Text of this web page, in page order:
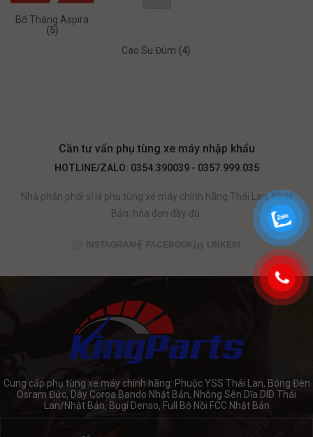
Bố Thắng Aspira
(5)
Cao Su Đùm (4)
Cần tư vấn phụ tùng xe máy nhập khẩu
HOTLINE/ZALO: 0354.390039 - 0357.999.035
Nhà phân phối sỉ lẻ phụ tùng xe máy chính hãng Thái Lan, Nhật
Bản, hóa đơn đầy đủ.
INSTAGRAM FACEBOOK LINKEIN
Cung cấp phụ tùng xe máy chính hãng: Phuộc YSS Thái Lan, Bóng Đèn
Osram Đức, Dây Coroa Bando Nhật Bản, Nhông Sên Dĩa DID Thái
Lan/Nhật Bản, Bugi Denso, Full Bộ Nồi FCC Nhật Bản